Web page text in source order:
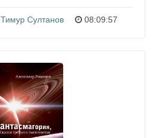
Тимур Султанов 08:09:57